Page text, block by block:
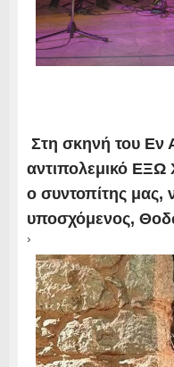
Στη σκηνή του Εν
αντιπολεμικό ΕΞΩ
ο συντοπίτης μας,
υποσχόμενος,
›